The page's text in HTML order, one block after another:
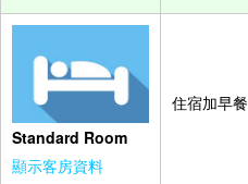
Standard Room
顯示客房資料
住宿加早餐